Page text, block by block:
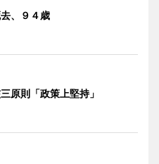
、９４歳
原則「政策上堅持」